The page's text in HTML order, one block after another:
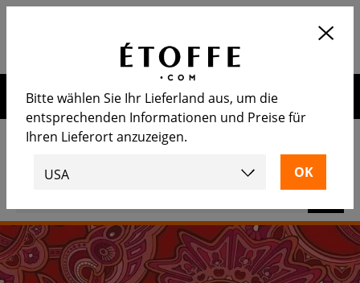
Calculez le nombre de rouleaux
nécessaire
OUVRIR
für unseren Newsletter anmelden
Bitte wählen Sie Ihr Lieferland aus, um die
entsprechenden Informationen und Preise für
Ihren Lieferort anzuzeigen.